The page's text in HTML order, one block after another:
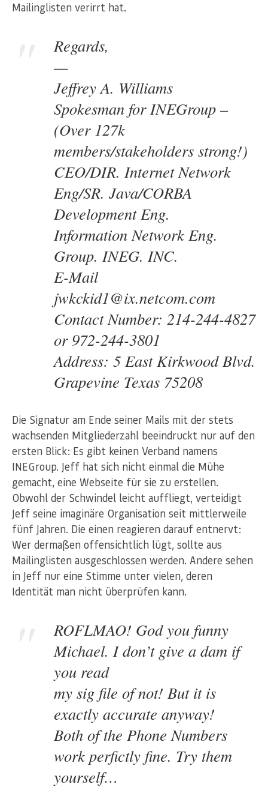
Mailinglisten verirrt hat.
Regards,
—
Jeffrey A. Williams
Spokesman for INEGroup –
(Over 127k
members/stakeholders strong!)
CEO/DIR. Internet Network
Eng/SR. Java/CORBA
Development Eng.
Information Network Eng.
Group. INEG. INC.
E-Mail
jwkckid1@ix.netcom.com
Contact Number: 214-244-4827
or 972-244-3801
Address: 5 East Kirkwood Blvd.
Grapevine Texas 75208
Die Signatur am Ende seiner Mails mit der stets
wachsenden Mitgliederzahl beeindruckt nur auf den
ersten Blick: Es gibt keinen Verband namens
INEGroup. Jeff hat sich nicht einmal die Mühe
gemacht, eine Webseite für sie zu erstellen.
Obwohl der Schwindel leicht auffliegt, verteidigt
Jeff seine imaginäre Organisation seit mittlerweile
fünf Jahren. Die einen reagieren darauf entnervt:
Wer dermaßen offensichtlich lügt, sollte aus
Mailinglisten ausgeschlossen werden. Andere sehen
in Jeff nur eine Stimme unter vielen, deren
Identität man nicht überprüfen kann.
ROFLMAO! God you funny
Michael. I don’t give a dam if
you read
my sig file of not! But it is
exactly accurate anyway!
Both of the Phone Numbers
work perfictly fine. Try them
yourself…